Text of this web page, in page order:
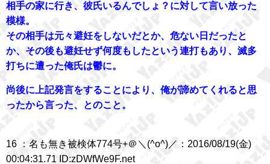
相手の家に行き、彼氏いるんでしょ？に対して言い放った
模様。
その相手は元々避妊をしないだとか、危ない日だったと
か、その後も避妊せず何度もしたという連打もあり、滅多
打ちに遭った俺氏は鬱に。
尚後に上記発言をすることにより、俺が諦めてくれると思
ったから言った、とのこと。
16 ：名も無き被検体774号+＠＼(^o^)／：2016/08/19(金)
00:04:31.71 ID:zDWfWe9F.net